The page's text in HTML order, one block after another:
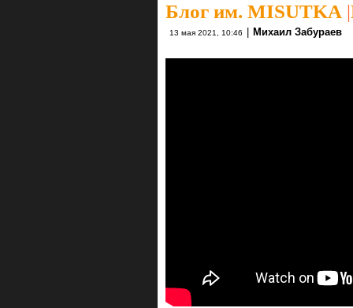
Блог им. MISUTKA |
13 мая 2021, 10:46 Михаил Забураев